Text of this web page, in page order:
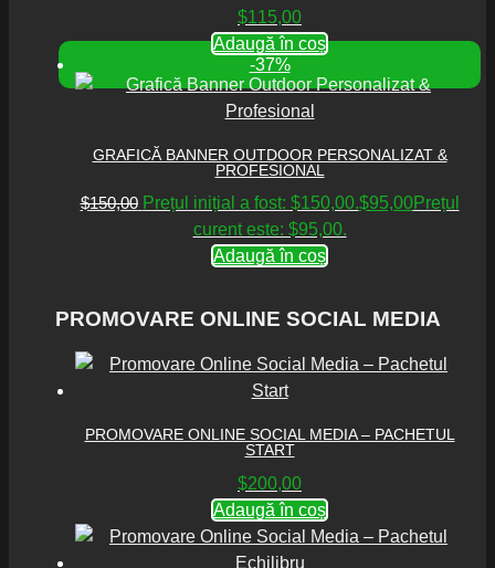
$115,00
Adaugă în coș
-37%
GRAFICĂ BANNER OUTDOOR PERSONALIZAT &
PROFESIONAL
$150,00 Prețul inițial a fost: $150,00.$95,00Prețul
curent este: $95,00.
Adaugă în coș
PROMOVARE ONLINE SOCIAL MEDIA
PROMOVARE ONLINE SOCIAL MEDIA – PACHETUL
START
$200,00
Adaugă în coș